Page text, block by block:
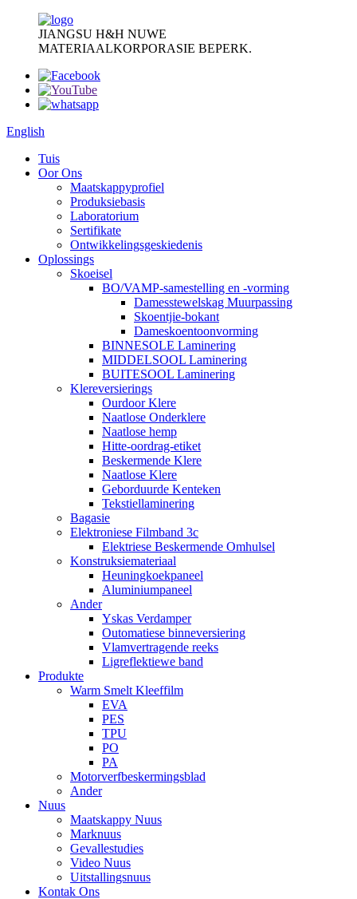
JIANGSU H&H NUWE
MATERIAALKORPORASIE BEPERK.
English
Tuis
Oor Ons
Maatskappyprofiel
Produksiebasis
Laboratorium
Sertifikate
Ontwikkelingsgeskiedenis
Oplossings
Skoeisel
BO/VAMP-samestelling en -vorming
Damesstewelskag Muurpassing
Skoentjie-bokant
Dameskoentoonvorming
BINNESOLE Laminering
MIDDELSOOL Laminering
BUITESOOL Laminering
Klereversierings
Ourdoor Klere
Naatlose Onderklere
Naatlose hemp
Hitte-oordrag-etiket
Beskermende Klere
Naatlose Klere
Geborduurde Kenteken
Tekstiellaminering
Bagasie
Elektroniese Filmband 3c
Elektriese Beskermende Omhulsel
Konstruksiemateriaal
Heuningkoekpaneel
Aluminiumpaneel
Ander
Yskas Verdamper
Outomatiese binneversiering
Vlamvertragende reeks
Ligreflektiewe band
Produkte
Warm Smelt Kleeffilm
EVA
PES
TPU
PO
PA
Motorverfbeskermingsblad
Ander
Nuus
Maatskappy Nuus
Marknuus
Gevallestudies
Video Nuus
Uitstallingsnuus
Kontak Ons